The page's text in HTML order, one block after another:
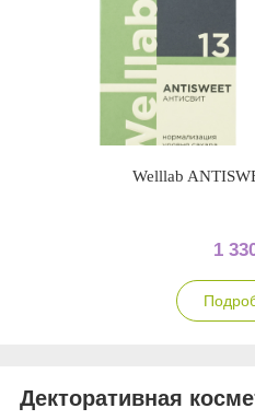
Welllab
1
Декторативная